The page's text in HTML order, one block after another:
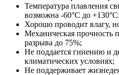
Температура плавления
возможна -60°С до +130°С;
Хорошо проводит влагу,
Механическая прочность
разрыва до 75%;
Не поддается гниению и
климатических условиях;
Не поддерживает